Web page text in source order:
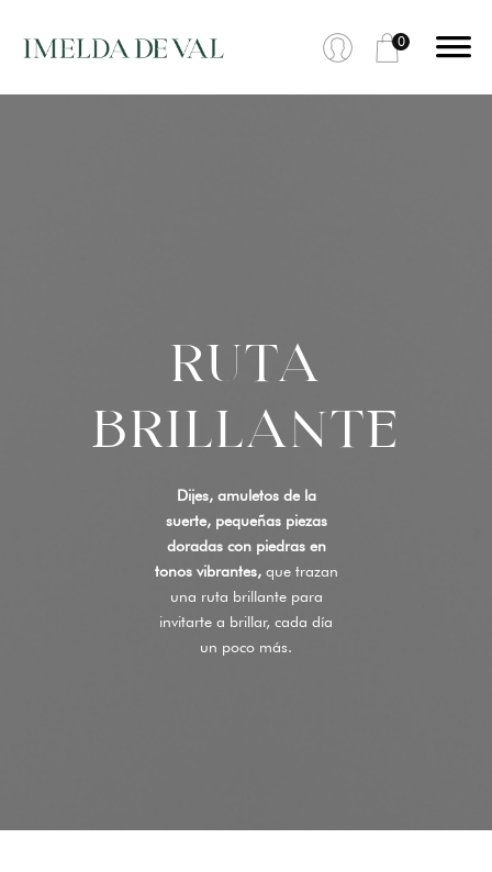
0
RUTA
BRILLANTE
Dijes, amuletos de la
suerte, pequeñas piezas
doradas con piedras en
tonos vibrantes,que trazan
una ruta brillante para
invitarte a brillar, cada día
un poco más.